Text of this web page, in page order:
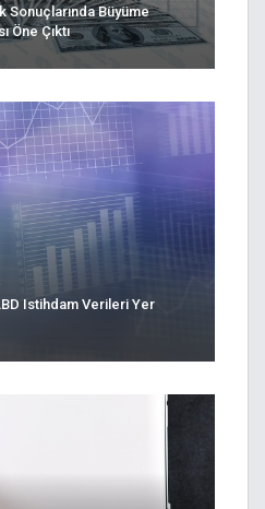
Sonuçlarında Büyüme
Öne Çıktı
Istihdam Verileri Yer